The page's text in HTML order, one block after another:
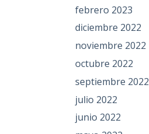
febrero 2023
diciembre 2022
noviembre 2022
octubre 2022
septiembre 2022
julio 2022
junio 2022